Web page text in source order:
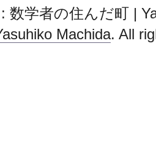
数学者の住んだ町 |
Machida. All